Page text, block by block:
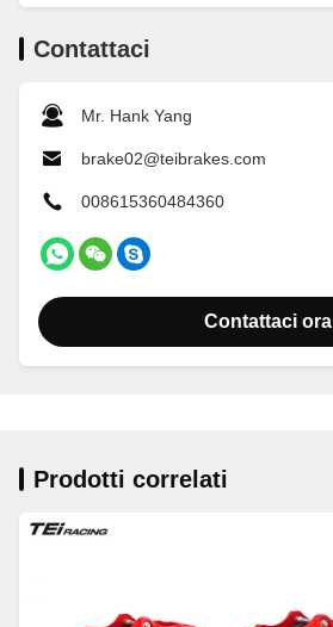
Contattaci
Mr. Hank Yang
brake02@teibrakes.com
008615360484360
Contattaci ora
Prodotti correlati